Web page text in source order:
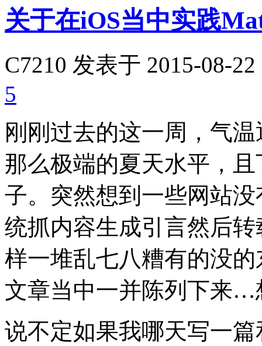
关于在iOS当中实践
C7210 发表于 2015-08-22
5
刚刚过去的这一周，气
那么极端的夏天水平，
子。突然想到一些网站
统抓内容生成引言然后
样一堆乱七八糟有的没
文章当中一并陈列下来…
说不定如果我哪天写一